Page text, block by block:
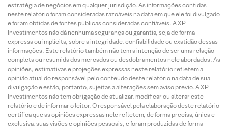
estratégia de negócios em qualquer jurisdição. As informações contidas
neste relatório foram consideradas razoáveis na data em que ele foi divulgado
e foram obtidas de fontes públicas consideradas confiáveis. A XP
Investimentos não dá nenhuma segurança ou garantia, seja de forma
expressa ou implícita, sobre a integridade, confiabilidade ou exatidão dessas
informações. Este relatório também não tem a intenção de ser uma relação
completa ou resumida dos mercados ou desdobramentos nele abordados. As
opiniões, estimativas e projeções expressas neste relatório refletem a
opinião atual do responsável pelo conteúdo deste relatório na data de sua
divulgação e estão, portanto, sujeitas a alterações sem aviso prévio. A XP
Investimentos não tem obrigação de atualizar, modificar ou alterar este
relatório e de informar o leitor. O responsável pela elaboração deste relatório
certifica que as opiniões expressas nele refletem, de forma precisa, única e
exclusiva, suas visões e opiniões pessoais, e foram produzidas de forma